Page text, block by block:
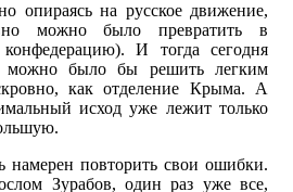
опираясь на русское движение,
можно было превратить в
И тогда сегодня
можно было бы решить легким
как отделение Крыма. А
исход уже лежит только
повторить свои ошибки.
Зурабов, один раз уже все,